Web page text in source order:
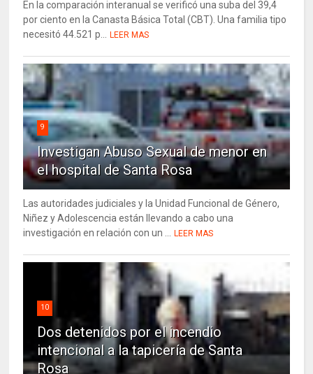
En la comparación interanual se verificó una suba del 39,4
por ciento en la Canasta Básica Total (CBT). Una familia tipo
necesitó 44.521 p...
LEER MAS
9
Investigan Abuso Sexual de menor en
el hospital de Santa Rosa
Las autoridades judiciales y la Unidad Funcional de Género,
Niñez y Adolescencia están llevando a cabo una
investigación en relación con un ...
LEER MAS
10
Dos detenidos por el incendio
intencional a la tapicería de Santa
Rosa